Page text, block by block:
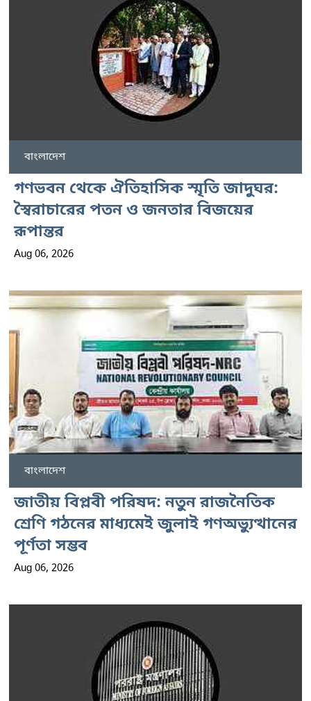
বাংলাদেশ
গণভবন থেকে ঐতিহাসিক স্মৃতি জাদুঘর:
স্বৈরাচারের পতন ও জনতার বিজয়ের
রূপান্তর
Aug 06, 2026
বাংলাদেশ
জাতীয় বিপ্লবী পরিষদ: নতুন রাজনৈতিক
শ্রেণি গঠনের মাধ্যমেই জুলাই গণঅভ্যুত্থানের
পূর্ণতা সম্ভব
Aug 06, 2026